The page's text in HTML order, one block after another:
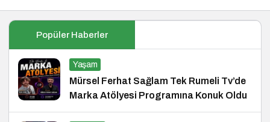
Popüler Haberler
Yaşam
Mürsel Ferhat Sağlam Tek Rumeli Tv’de
Marka Atölyesi Programına Konuk Oldu